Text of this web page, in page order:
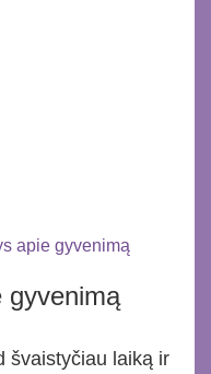
apie gyvenimą
gyvenimą
švaistyčiau laiką ir